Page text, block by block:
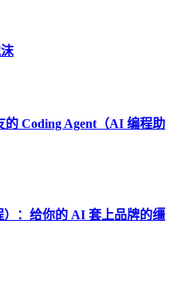
Coding Agent（AI 编程助
）：给你的 AI 套上品牌的缰